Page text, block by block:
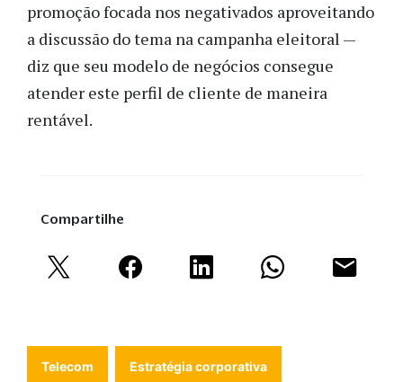
promoção focada nos negativados aproveitando
a discussão do tema na campanha eleitoral —
diz que seu modelo de negócios consegue
atender este perfil de cliente de maneira
rentável.
Compartilhe
Telecom Estratégia corporativa